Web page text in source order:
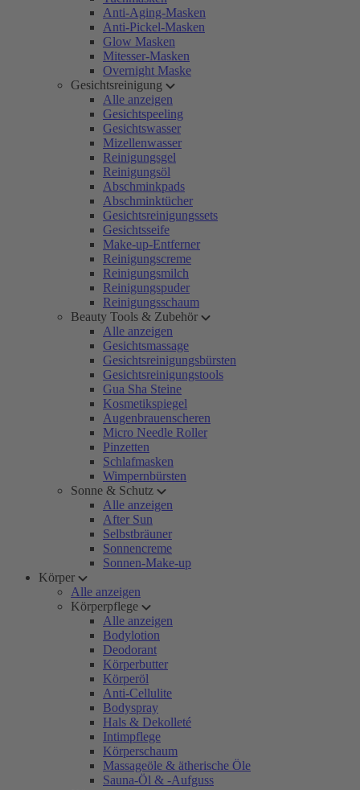
Anti-Aging-Masken
Anti-Pickel-Masken
Glow Masken
Mitesser-Masken
Overnight Maske
Gesichtsreinigung
Alle anzeigen
Gesichtspeeling
Gesichtswasser
Mizellenwasser
Reinigungsgel
Reinigungsöl
Abschminkpads
Abschminktücher
Gesichtsreinigungssets
Gesichtsseife
Make-up-Entferner
Reinigungscreme
Reinigungsmilch
Reinigungspuder
Reinigungsschaum
Beauty Tools & Zubehör
Alle anzeigen
Gesichtsmassage
Gesichtsreinigungsbürsten
Gesichtsreinigungstools
Gua Sha Steine
Kosmetikspiegel
Augenbrauenscheren
Micro Needle Roller
Pinzetten
Schlafmasken
Wimpernbürsten
Sonne & Schutz
Alle anzeigen
After Sun
Selbstbräuner
Sonnencreme
Sonnen-Make-up
Körper
Alle anzeigen
Körperpflege
Alle anzeigen
Bodylotion
Deodorant
Körperbutter
Körperöl
Anti-Cellulite
Bodyspray
Hals & Dekolleté
Intimpflege
Körperschaum
Massageöle & ätherische Öle
Sauna-Öl & -Aufguss